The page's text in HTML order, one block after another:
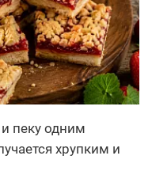
пеку одним
хрупким и